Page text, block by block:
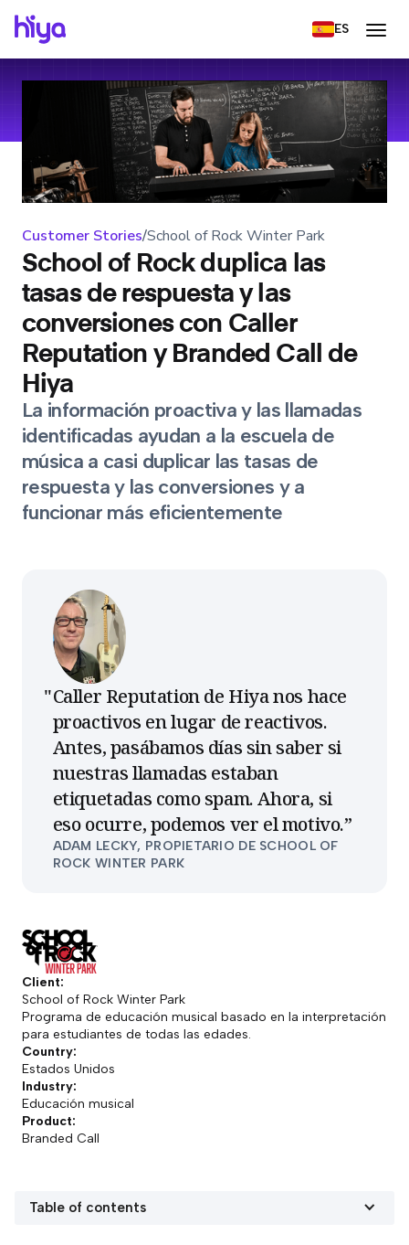
ES
Customer Stories/School of Rock Winter Park
School of Rock duplica las
tasas de respuesta y las
conversiones con Caller
Reputation y Branded Call de
Hiya
La información proactiva y las llamadas
identificadas ayudan a la escuela de
música a casi duplicar las tasas de
respuesta y las conversiones y a
funcionar más eficientemente
Caller Reputation de Hiya nos hace
proactivos en lugar de reactivos.
Antes, pasábamos días sin saber si
nuestras llamadas estaban
etiquetadas como spam. Ahora, si
eso ocurre, podemos ver el motivo.”
ADAM LECKY, PROPIETARIO DE SCHOOL OF
ROCK WINTER PARK
Client:
School of Rock Winter Park
Programa de educación musical basado en la interpretación
para estudiantes de todas las edades.
Country:
Estados Unidos
Industry:
Educación musical
Product:
Branded Call
Table of contents